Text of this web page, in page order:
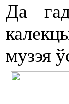
Да
музэя